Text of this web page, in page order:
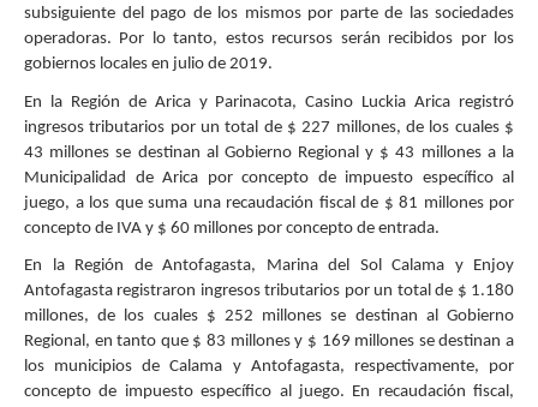
subsiguiente del pago de los mismos por parte de las sociedades
operadoras. Por lo tanto, estos recursos serán recibidos por los
gobiernos locales en julio de 2019.
En la Región de Arica y Parinacota, Casino Luckia Arica registró
ingresos tributarios por un total de $ 227 millones, de los cuales $
43 millones se destinan al Gobierno Regional y $ 43 millones a la
Municipalidad de Arica por concepto de impuesto específico al
juego, a los que suma una recaudación fiscal de $ 81 millones por
concepto de IVA y $ 60 millones por concepto de entrada.
En la Región de Antofagasta, Marina del Sol Calama y Enjoy
Antofagasta registraron ingresos tributarios por un total de $ 1.180
millones, de los cuales $ 252 millones se destinan al Gobierno
Regional, en tanto que $ 83 millones y $ 169 millones se destinan a
los municipios de Calama y Antofagasta, respectivamente, por
concepto de impuesto específico al juego. En recaudación fiscal,